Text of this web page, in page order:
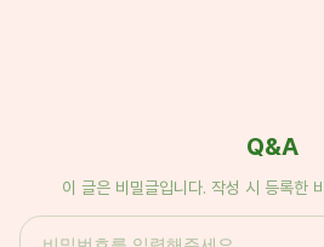
Q&A
이 글은 비밀글입니다. 작성 시 등록한